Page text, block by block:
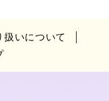
扱いについて